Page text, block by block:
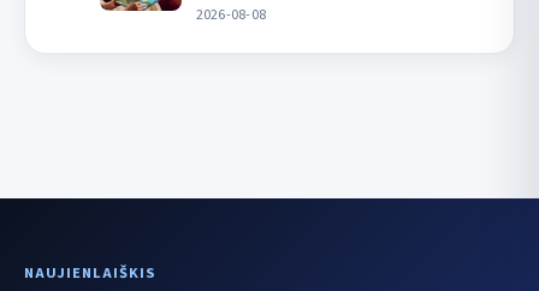
2026-08-08
NAUJIENLAIŠKIS